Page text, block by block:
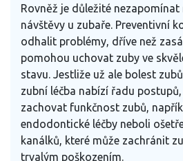
Rovněž je důležité nezapomínat
návštěvy u zubaře. Preventivní
odhalit problémy, dříve než
pomohou uchovat zuby ve
stavu. Jestliže už ale bolest
zubní léčba nabízí řadu
zachovat funkčnost zubů,
endodontické léčby neboli
kanálků, které může zachránit
trvalým poškozením.